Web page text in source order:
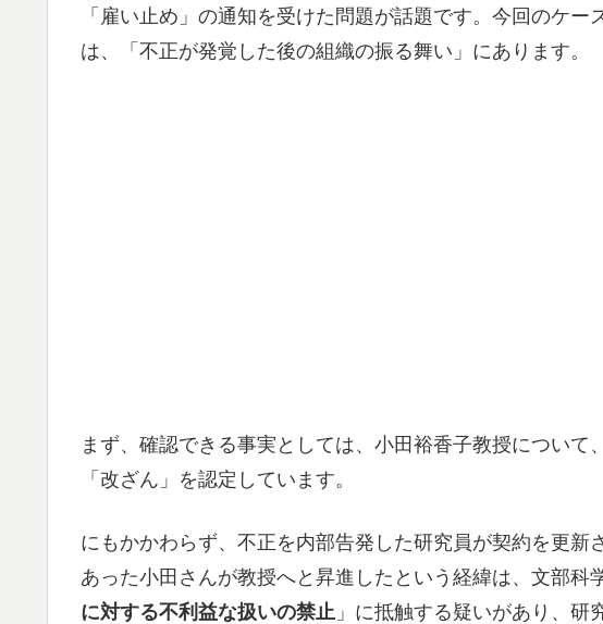
「雇い止め」の通知を受けた問題が話題です。今回のケ
は、「不正が発覚した後の組織の振る舞い」にあります。
まず、確認できる事実としては、小田裕香子教授について
「改ざん」を認定しています。
にもかかわらず、不正を内部告発した研究員が契約を更新
あった小田さんが教授へと昇進したという経緯は、文部科
に対する不利益な扱いの禁止 」に抵触する疑いがあり、研